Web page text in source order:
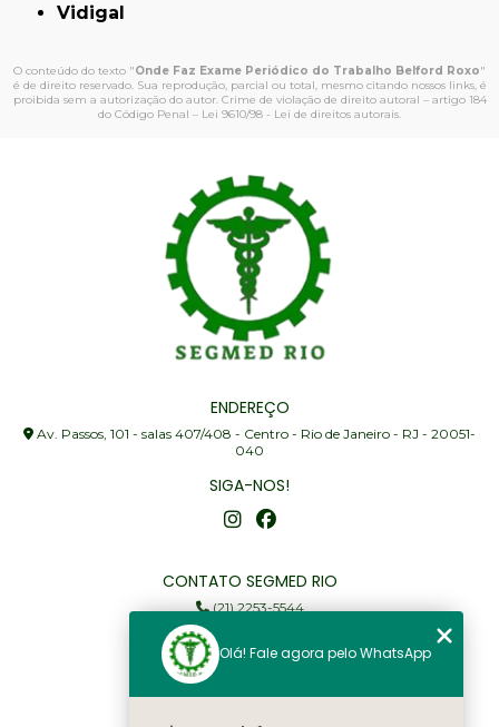
Vidigal
O conteúdo do texto "Onde Faz Exame Periódico do Trabalho Belford Roxo"
é de direito reservado. Sua reprodução, parcial ou total, mesmo citando nossos links, é
proibida sem a autorização do autor. Crime de violação de direito autoral – artigo 184
do Código Penal – Lei 9610/98 - Lei de direitos autorais.
ENDEREÇO
Av. Passos, 101 - salas 407/408 - Centro - Rio de Janeiro - RJ - 20051-
040
SIGA-NOS!
CONTATO SEGMED RIO
(21) 2253-5544
(21) 97905-3352
segmed@segmedrio.com.br
Olá! Fale agora pelo WhatsApp